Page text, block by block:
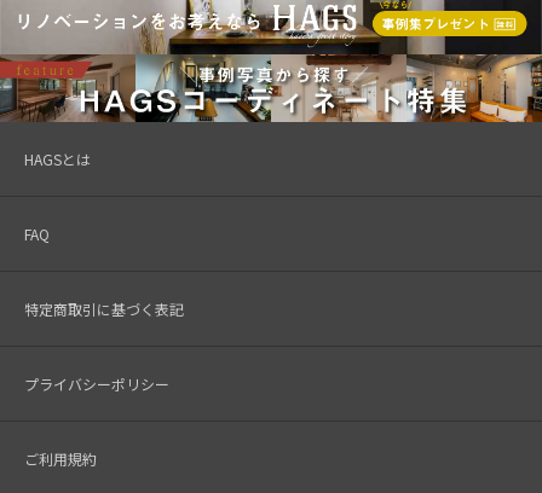
HAGSとは
FAQ
特定商取引に基づく表記
プライバシーポリシー
ご利用規約